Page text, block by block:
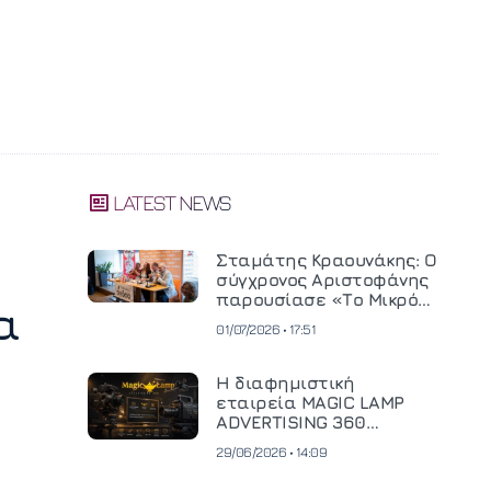
LATEST NEWS
Σταμάτης Κραουνάκης: Ο
σύγχρονος Αριστοφάνης
παρουσίασε «Το Μικρό
01/07/2026 • 17:51
Η διαφημιστική
εταιρεία MAGIC LAMP
ADVERTISING 360
κινηματογραφική
29/06/2026 • 14:09